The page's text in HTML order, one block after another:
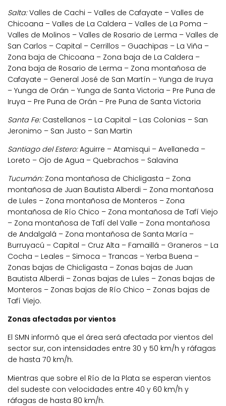
Salta:Valles de Cachi – Valles de Cafayate – Valles de
Chicoana – Valles de La Caldera – Valles de La Poma –
Valles de Molinos – Valles de Rosario de Lerma – Valles de
San Carlos – Capital – Cerrillos – Guachipas – La Viña –
Zona baja de Chicoana – Zona baja de La Caldera –
Zona baja de Rosario de Lerma – Zona montañosa de
Cafayate – General José de San Martín – Yunga de Iruya
– Yunga de Orán – Yunga de Santa Victoria – Pre Puna de
Iruya – Pre Puna de Orán – Pre Puna de Santa Victoria
Santa Fe:Castellanos – La Capital – Las Colonias – San
Jeronimo – San Justo – San Martin
Santiago del Estero:Aguirre – Atamisqui – Avellaneda –
Loreto – Ojo de Agua – Quebrachos – Salavina
Tucumán:Zona montañosa de Chicligasta – Zona
montañosa de Juan Bautista Alberdi – Zona montañosa
de Lules – Zona montañosa de Monteros – Zona
montañosa de Río Chico – Zona montañosa de Tafí Viejo
– Zona montañosa de Tafí del Valle – Zona montañosa
de Andalgalá – Zona montañosa de Santa María –
Burruyacú – Capital – Cruz Alta – Famaillá – Graneros – La
Cocha – Leales – Simoca – Trancas – Yerba Buena –
Zonas bajas de Chicligasta – Zonas bajas de Juan
Bautista Alberdi – Zonas bajas de Lules – Zonas bajas de
Monteros – Zonas bajas de Río Chico – Zonas bajas de
Tafí Viejo.
Zonas afectadas por vientos
El SMN informó que el área será afectada por vientos del
sector sur, con intensidades entre 30 y 50 km/h y ráfagas
de hasta 70 km/h.
Mientras que sobre el Río de la Plata se esperan vientos
del sudeste con velocidades entre 40 y 60 km/h y
ráfagas de hasta 80 km/h.